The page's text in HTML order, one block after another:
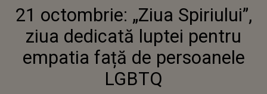
DEDICATĂ LUPTEI PENTRU EMPATIA FAȚĂ
DE PERSOANELE LGBTQ
21 octombrie: „Ziua Spiriului”,
ziua dedicată luptei pentru
empatia față de persoanele
LGBTQ